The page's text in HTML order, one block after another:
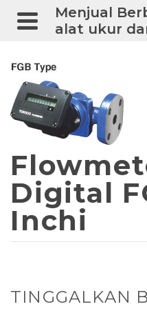
Menjual
alat ukur
Digital
Inchi
TINGGALKAN